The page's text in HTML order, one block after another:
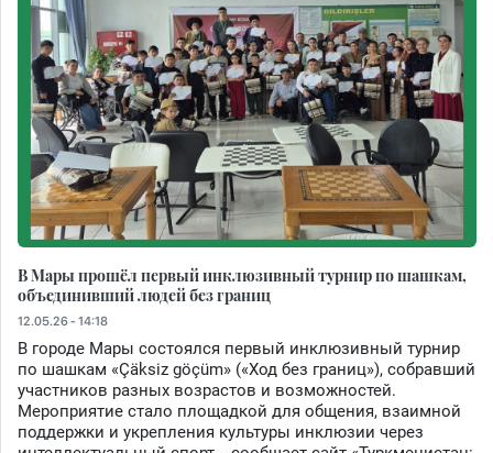
В Мары прошёл первый инклюзивный турнир по шашкам,
объединивший людей без границ
12.05.26 - 14:18
В городе Мары состоялся первый инклюзивный турнир
по шашкам «Çäksiz göçüm» («Ход без границ»), собравший
участников разных возрастов и возможностей.
Мероприятие стало площадкой для общения, взаимной
поддержки и укрепления культуры инклюзии через